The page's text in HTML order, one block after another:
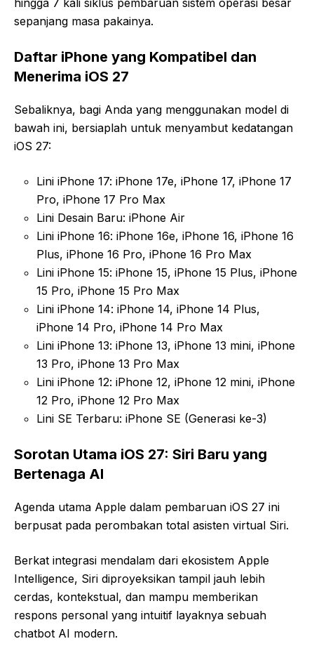
hingga 7 kali siklus pembaruan sistem operasi besar
sepanjang masa pakainya.
Daftar iPhone yang Kompatibel dan
Menerima iOS 27
Sebaliknya, bagi Anda yang menggunakan model di
bawah ini, bersiaplah untuk menyambut kedatangan
iOS 27:
Lini iPhone 17: iPhone 17e, iPhone 17, iPhone 17
Pro, iPhone 17 Pro Max
Lini Desain Baru: iPhone Air
Lini iPhone 16: iPhone 16e, iPhone 16, iPhone 16
Plus, iPhone 16 Pro, iPhone 16 Pro Max
Lini iPhone 15: iPhone 15, iPhone 15 Plus, iPhone
15 Pro, iPhone 15 Pro Max
Lini iPhone 14: iPhone 14, iPhone 14 Plus,
iPhone 14 Pro, iPhone 14 Pro Max
Lini iPhone 13: iPhone 13, iPhone 13 mini, iPhone
13 Pro, iPhone 13 Pro Max
Lini iPhone 12: iPhone 12, iPhone 12 mini, iPhone
12 Pro, iPhone 12 Pro Max
Lini SE Terbaru: iPhone SE (Generasi ke-3)
Sorotan Utama iOS 27: Siri Baru yang
Bertenaga AI
Agenda utama Apple dalam pembaruan iOS 27 ini
berpusat pada perombakan total asisten virtual Siri.
Berkat integrasi mendalam dari ekosistem Apple
Intelligence, Siri diproyeksikan tampil jauh lebih
cerdas, kontekstual, dan mampu memberikan
respons personal yang intuitif layaknya sebuah
chatbot AI modern.